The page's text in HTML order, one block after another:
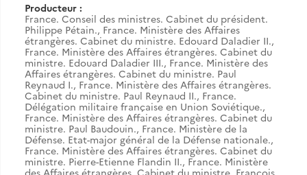
Producteur :
France. Conseil des ministres. Cabinet du président.
Philippe Pétain., France. Ministère des Affaires
étrangères. Cabinet du ministre. Edouard Daladier II.,
France. Ministère des Affaires étrangères. Cabinet du
ministre. Edouard Daladier III., France. Ministère des
Affaires étrangères. Cabinet du ministre. Paul
Reynaud I., France. Ministère des Affaires étrangères.
Cabinet du ministre. Paul Reynaud II., France.
Délégation militaire française en Union Soviétique.,
France. Ministère des Affaires étrangères. Cabinet du
ministre. Paul Baudouin., France. Ministère de la
Défense. Etat-major général de la Défense nationale.,
France. Ministère des Affaires étrangères. Cabinet du
ministre. Pierre-Etienne Flandin II., France. Ministère
des Affaires étrangères. Cabinet du ministre. François